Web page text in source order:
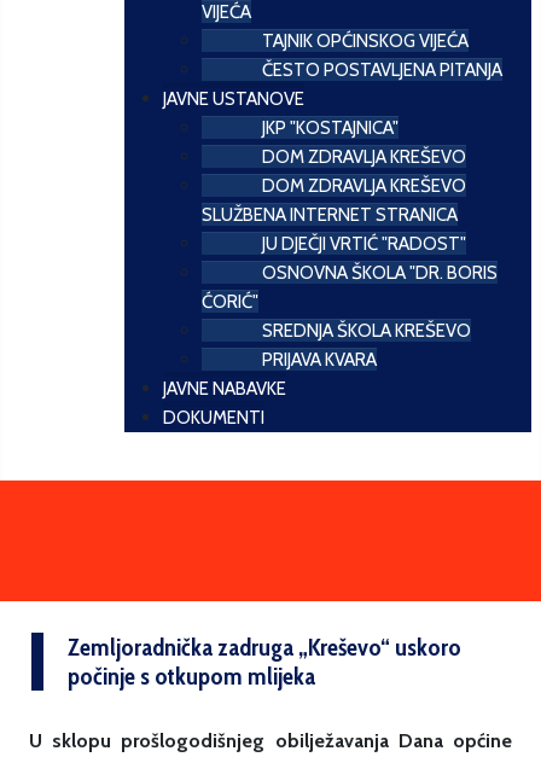
VIJEĆA
TAJNIK OPĆINSKOG VIJEĆA
ČESTO POSTAVLJENA PITANJA
JAVNE USTANOVE
JKP "KOSTAJNICA"
DOM ZDRAVLJA KREŠEVO
DOM ZDRAVLJA KREŠEVO
SLUŽBENA INTERNET STRANICA
JU DJEČJI VRTIĆ "RADOST"
OSNOVNA ŠKOLA "DR. BORIS
ĆORIĆ"
SREDNJA ŠKOLA KREŠEVO
PRIJAVA KVARA
JAVNE NABAVKE
DOKUMENTI
Zemljoradnička zadruga „Kreševo“ uskoro
počinje s otkupom mlijeka
U sklopu prošlogodišnjeg obilježavanja Dana općine